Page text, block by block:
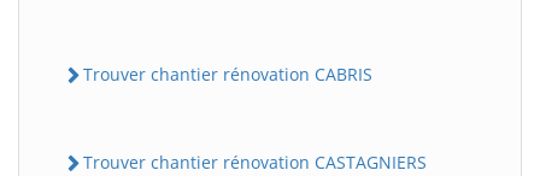
Trouver chantier rénovation CABRIS
Trouver chantier rénovation CASTAGNIERS